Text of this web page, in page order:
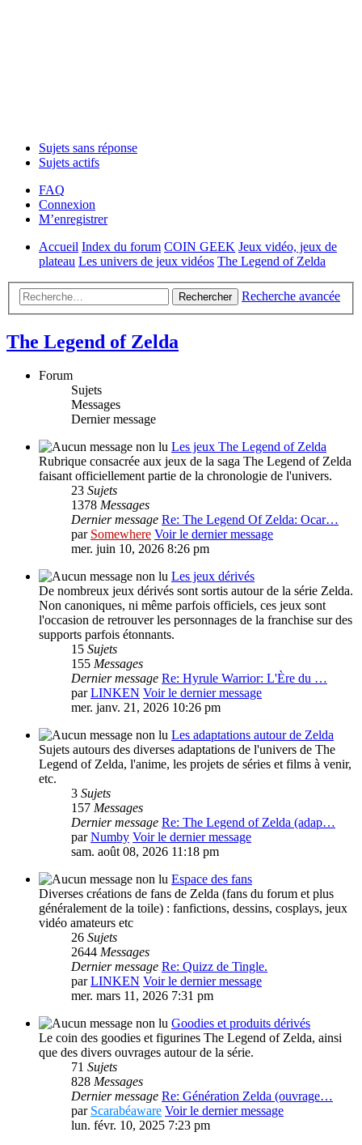
Sujets sans réponse
Sujets actifs
FAQ
Connexion
M’enregistrer
Accueil Index du forum COIN GEEK Jeux vidéo, jeux de
plateau Les univers de jeux vidéos The Legend of Zelda
Rechercher Recherche avancée
The Legend of Zelda
Forum
Sujets
Messages
Dernier message
Les jeux The Legend of Zelda
Rubrique consacrée aux jeux de la saga The Legend of Zelda
faisant officiellement partie de la chronologie de l'univers.
23 Sujets
1378 Messages
Dernier message Re: The Legend Of Zelda: Ocar…
par Somewhere Voir le dernier message
mer. juin 10, 2026 8:26 pm
Les jeux dérivés
De nombreux jeux dérivés sont sortis autour de la série Zelda.
Non canoniques, ni même parfois officiels, ces jeux sont
l'occasion de retrouver les personnages de la franchise sur des
supports parfois étonnants.
15 Sujets
155 Messages
Dernier message Re: Hyrule Warrior: L'Ère du …
parLINKEN Voir le dernier message
mer. janv. 21, 2026 10:26 pm
Les adaptations autour de Zelda
Sujets autours des diverses adaptations de l'univers de The
Legend of Zelda, l'anime, les projets de séries et films à venir,
etc.
3 Sujets
157 Messages
Dernier message Re: The Legend of Zelda (adap…
parNumby Voir le dernier message
sam. août 08, 2026 11:18 pm
Espace des fans
Diverses créations de fans de Zelda (fans du forum et plus
généralement de la toile) : fanfictions, dessins, cosplays, jeux
vidéo amateurs etc
26 Sujets
2644 Messages
Dernier message Re: Quizz de Tingle.
parLINKEN Voir le dernier message
mer. mars 11, 2026 7:31 pm
Goodies et produits dérivés
Le coin des goodies et figurines The Legend of Zelda, ainsi
que des divers ouvrages autour de la série.
71 Sujets
828 Messages
Dernier message Re: Génération Zelda (ouvrage…
par Scarabéaware Voir le dernier message
lun. févr. 10, 2025 7:23 pm